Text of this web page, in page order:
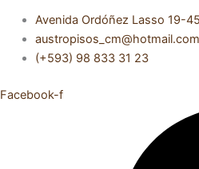
Avenida Ordóñez Lasso 19-
austropisos_cm@hotmail.com
(+593) 98 833 31 23
Facebook-f